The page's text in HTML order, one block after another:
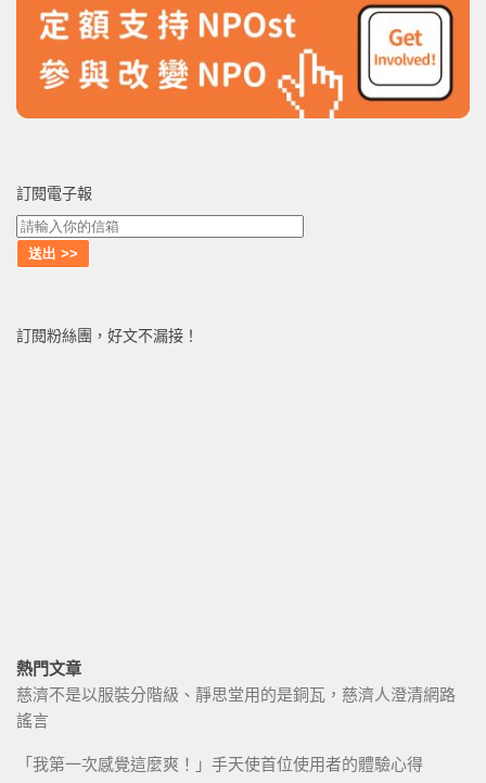
訂閱電子報
訂閱粉絲團，好文不漏接！
熱門文章
慈濟不是以服裝分階級、靜思堂用的是銅瓦，慈濟人澄清網路
謠言
「我第一次感覺這麼爽！」手天使首位使用者的體驗心得